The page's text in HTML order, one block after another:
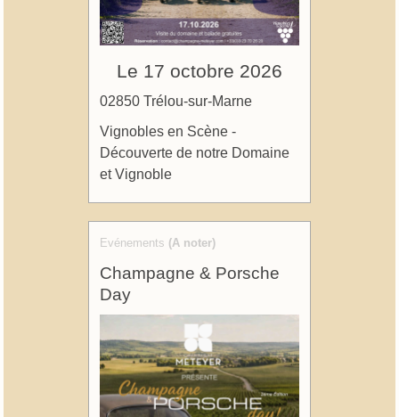
Le 17 octobre 2026
02850 Trélou-sur-Marne
Vignobles en Scène -
Découverte de notre Domaine
et Vignoble
Evénements (A noter)
Champagne & Porsche
Day